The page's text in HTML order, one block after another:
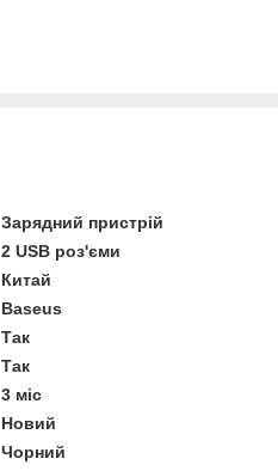
Зарядний пристрій
2 USB роз'єми
Китай
Baseus
Так
Так
3 міс
Новий
Чорний